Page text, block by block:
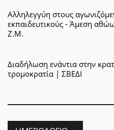
Αλληλεγγύη στους
εκπαιδευτικούς - Άμεση
Ζ.Μ.
Διαδήλωση ενάντια στην
τρομοκρατία | ΣΒΕΔΙ